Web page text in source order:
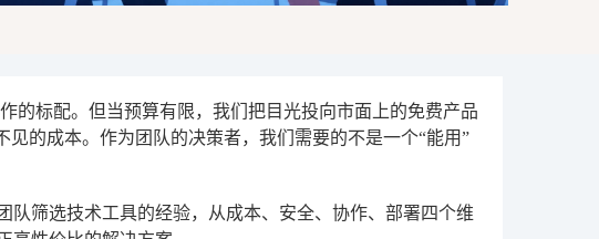
的标配。但当预算有限，我们把目光投向市面上的免费产品
的成本。作为团队的决策者，我们需要的不是一个“能用”
筛选技术工具的经验，从成本、安全、协作、部署四个维